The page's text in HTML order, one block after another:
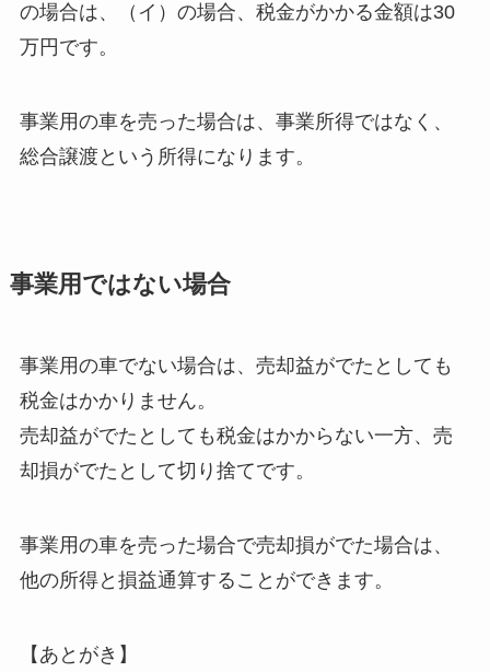
の場合は、（イ）の場合、税金がかかる金額は30
万円です。
事業用の車を売った場合は、事業所得ではなく、
総合譲渡という所得になります。
事業用ではない場合
事業用の車でない場合は、売却益がでたとしても
税金はかかりません。
売却益がでたとしても税金はかからない一方、売
却損がでたとして切り捨てです。
事業用の車を売った場合で売却損がでた場合は、
他の所得と損益通算することができます。
【あとがき】